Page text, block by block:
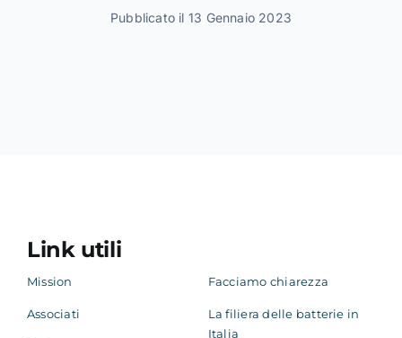
Pubblicato il 13 Gennaio 2023
Link utili
Mission
Associati
Facciamo chiarezza
La filiera delle batterie in
Italia